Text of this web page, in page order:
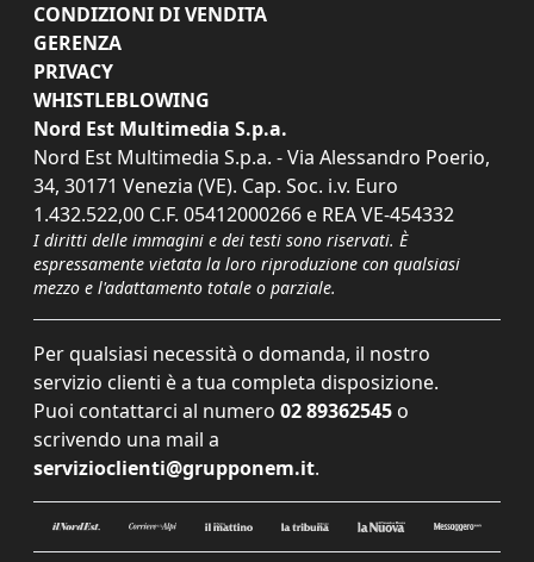
CONDIZIONI DI VENDITA
GERENZA
PRIVACY
WHISTLEBLOWING
Nord Est Multimedia S.p.a.
Nord Est Multimedia S.p.a. - Via Alessandro Poerio,
34, 30171 Venezia (VE). Cap. Soc. i.v. Euro
1.432.522,00 C.F. 05412000266 e REA VE-454332
I diritti delle immagini e dei testi sono riservati. È
espressamente vietata la loro riproduzione con qualsiasi
mezzo e l'adattamento totale o parziale.
Per qualsiasi necessità o domanda, il nostro
servizio clienti è a tua completa disposizione.
Puoi contattarci al numero 02 89362545 o
scrivendo una mail a
servizioclienti@grupponem.it.